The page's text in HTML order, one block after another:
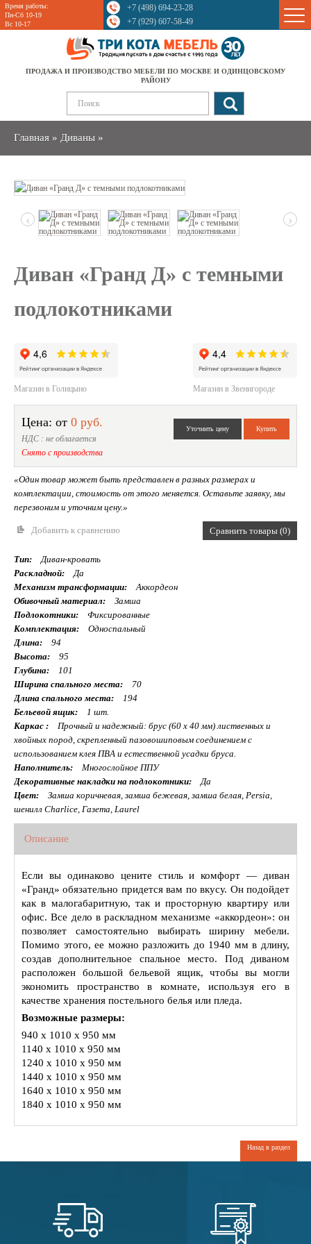
Время работы:
Пн-Сб 10-19
Вс 10-17
+7 (498) 694-23-28
+7 (929) 607-58-49
ПРОДАЖА И ПРОИЗВОДСТВО МЕБЕЛИ ПО МОСКВЕ И ОДИНЦОВСКОМУ
РАЙОНУ
Главная » Диваны »
Sale
‹ ›
Диван «Гранд Д» с темными
подлокотниками
Магазин в Голицыно Магазин в Звенигороде
Цена: от 0 руб.
НДС : не облагается
Снято с производства
«Один товар может быть представлен в разных размерах и
комплектации, стоимость от этого меняется. Оставьте заявку, мы
перезвоним и уточним цену.»
Добавить к сравнению Сравнить товары (0)
Тип:
Диван-кровать
Раскладной:
Да
Механизм трансформации:
Аккордеон
Обивочный материал:
Замша
Подлокотники:
Фиксированные
Комплектация:
Односпальный
Длина:
94
Высота:
95
Глубина:
101
Ширина спального места:
70
Длина спального места:
194
Бельевой ящик:
1 шт.
Каркас :
Прочный и надежный: брус (60 x 40 мм) лиственных и
хвойных пород, скрепленный пазовошиповым соединением с
использованием клея ПВА и естественной усадки бруса.
Наполнитель:
Многослойное ППУ
Декоративные накладки на подлокотники:
Да
Цвет:
Замша коричневая, замша бежевая, замша белая, Persia,
шенилл Charlice, Газета, Laurel
Описание
Если вы одинаково цените стиль и комфорт — диван
«Гранд» обязательно придется вам по вкусу. Он подойдет
как в малогабаритную, так и просторную квартиру или
офис. Все дело в раскладном механизме «аккордеон»: он
позволяет самостоятельно выбирать ширину мебели.
Помимо этого, ее можно разложить до 1940 мм в длину,
создав дополнительное спальное место. Под диваном
расположен большой бельевой ящик, чтобы вы могли
экономить пространство в комнате, используя его в
качестве хранения постельного белья или пледа.
Возможные размеры:
940 x 1010 x 950 мм
1140 x 1010 x 950 мм
1240 x 1010 x 950 мм
1440 x 1010 x 950 мм
1640 x 1010 x 950 мм
1840 x 1010 x 950 мм
Назад в раздел